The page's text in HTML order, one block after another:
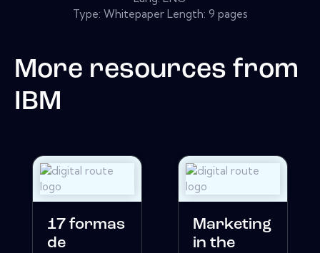
Type: Whitepaper Length: 9 pages
More resources from
IBM
17 formas
de
Marketing
in the